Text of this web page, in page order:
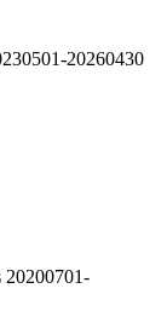
20260430
20200701-